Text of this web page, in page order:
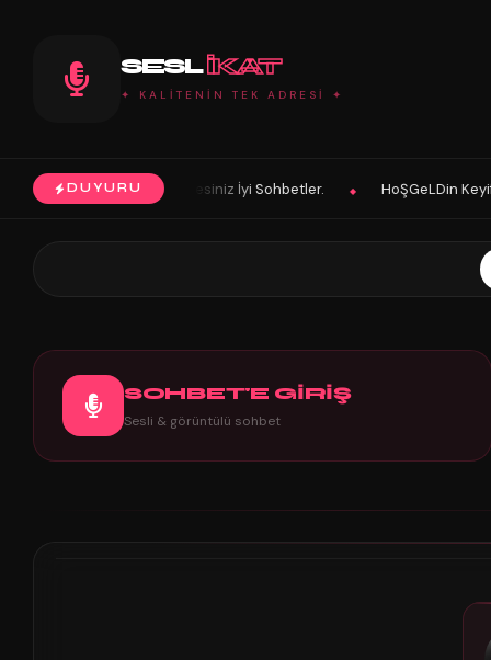
SESL IKAT
✦ KALİTENİN TEK ADRESİ ✦
DUYURU
İyi Sohbetler. HoŞGeLDin Keyifli Eğlenceli Hoş
SOHBET'E GİRİŞ
Sesli & görüntülü sohbet